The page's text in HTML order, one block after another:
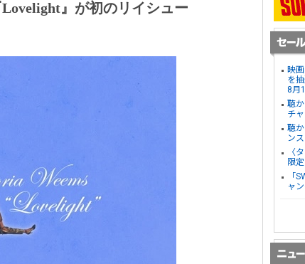
』が初のリイシュー
映
を
8月
聴
チ
聴
ン
〈
限
「
ャ